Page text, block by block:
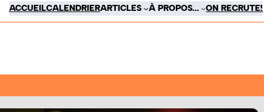
ACCUEILCALENDRIERARTICLES À PROPOS… ON RECRUTE!